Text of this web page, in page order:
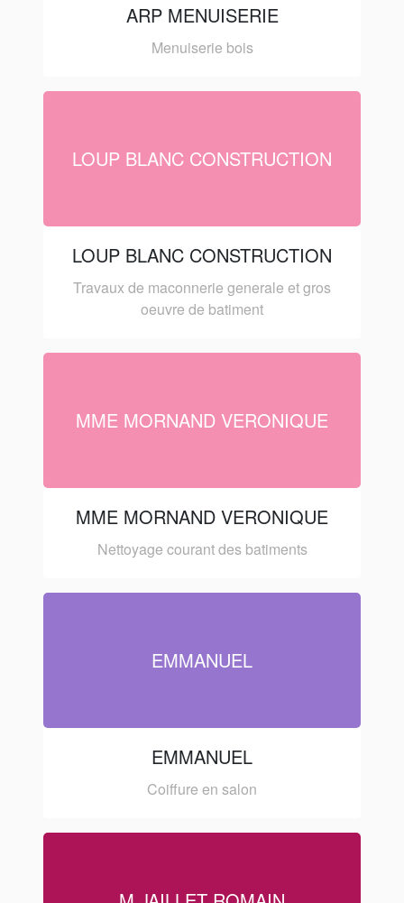
ARP MENUISERIE
Menuiserie bois
LOUP BLANC CONSTRUCTION
LOUP BLANC CONSTRUCTION
Travaux de maconnerie generale et gros
oeuvre de batiment
MME MORNAND VERONIQUE
MME MORNAND VERONIQUE
Nettoyage courant des batiments
EMMANUEL
EMMANUEL
Coiffure en salon